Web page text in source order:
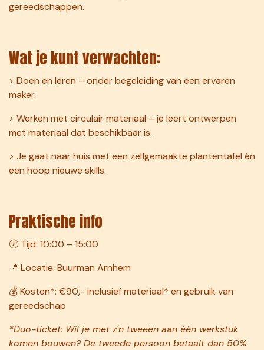
gereedschappen.
Wat je kunt verwachten:
> Doen en leren – onder begeleiding van een ervaren
maker.
> Werken met circulair materiaal – je leert ontwerpen
met materiaal dat beschikbaar is.
> Je gaat naar huis met een zelfgemaakte plantentafel én
een hoop nieuwe skills.
Praktische info
🕖 Tijd: 10:00 – 15:00
📍 Locatie: Buurman Arnhem
💰 Kosten*: €90,- inclusief materiaal* en gebruik van
gereedschap
*Duo-ticket: Wil je met z'n tweeën aan één werkstuk
komen bouwen? De tweede persoon betaalt dan 50%